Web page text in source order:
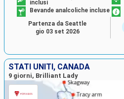
inclusi
Bevande analcoliche incluse
Partenza da Seattle
gio 03 set 2026
STATI UNITI, CANADA
9 giorni, Brilliant Lady